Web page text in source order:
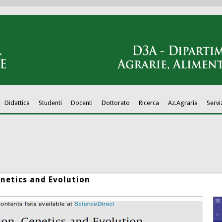
Didattica Studenti Docenti Dottorato Ricerca Az.Agraria
and Evolution